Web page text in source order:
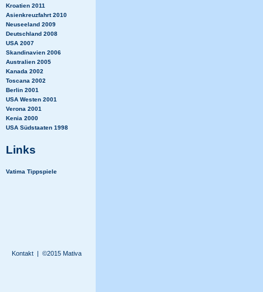
Kroatien 2011
Asienkreuzfahrt 2010
Neuseeland 2009
Deutschland 2008
USA 2007
Skandinavien 2006
Australien 2005
Kanada 2002
Toscana 2002
Berlin 2001
USA Westen 2001
Verona 2001
Kenia 2000
USA Südstaaten 1998
Links
Vatima Tippspiele
Kontakt | ©2015 Mativa